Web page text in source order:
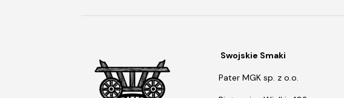
Swojskie Smaki
Pater MGK sp. z o.o.